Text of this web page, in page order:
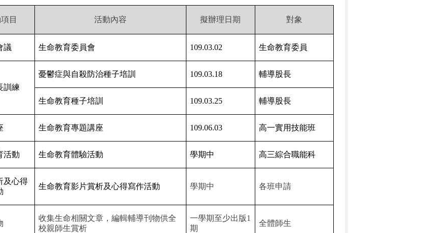
目 活動內容 擬辦理日期 對象
議 生命教育委員會 109.03.02 生命教育委員
訓練
憂鬱症與自殺防治種子培訓 109.03.18 輔導股長
生命教育種子培訓 109.03.25 輔導股長
生命教育專題講座 109.06.03 高一實用技能班
活動 生命教育體驗活動 學期中 高三綜合職能科
及心得
生命教育影片賞析及心得寫作活動 學期中 各班申請
收集生命相關文章，編輯輔導刊物供全
校親師生賞析
一學期至少出版1
期
全體師生